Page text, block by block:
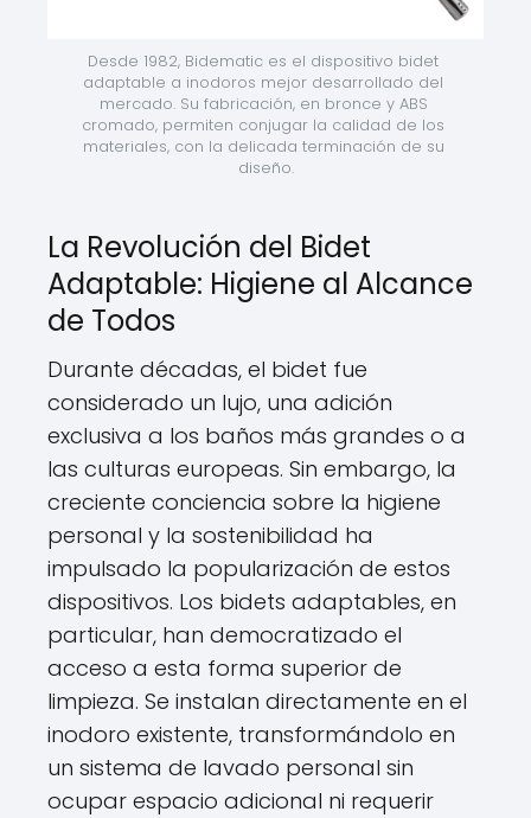
Desde 1982, Bidematic es el dispositivo bidet
adaptable a inodoros mejor desarrollado del
mercado. Su fabricación, en bronce y ABS
cromado, permiten conjugar la calidad de los
materiales, con la delicada terminación de su
diseño.
La Revolución del Bidet
Adaptable: Higiene al Alcance
de Todos
Durante décadas, el bidet fue
considerado un lujo, una adición
exclusiva a los baños más grandes o a
las culturas europeas. Sin embargo, la
creciente conciencia sobre la higiene
personal y la sostenibilidad ha
impulsado la popularización de estos
dispositivos. Los bidets adaptables, en
particular, han democratizado el
acceso a esta forma superior de
limpieza. Se instalan directamente en el
inodoro existente, transformándolo en
un sistema de lavado personal sin
ocupar espacio adicional ni requerir